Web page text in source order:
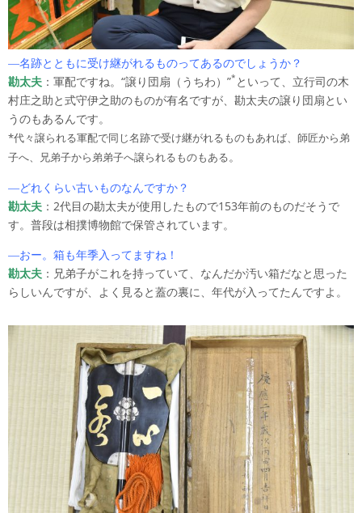
―名跡とともに受け継がれるものってあるのでしょうか？
勘太夫 ：軍配ですね。“譲り団扇（うちわ）”* といって、立行司の木
村庄之助と式守伊之助のものが有名ですが、勘太夫の譲り団扇とい
うのもあるんです。
*代々譲られる軍配で同じ名跡で受け継がれるものもあれば、師匠から弟
子へ、兄弟子から弟弟子へ譲られるものもある。
―どれくらい古いものなんですか？
勘太夫 ：2代目の勘太夫が使用したもので153年前のものだそうで
す。普段は相撲博物館で保管されています。
―おー。箱も年季入ってますね！
勘太夫 ：兄弟子がこれを持っていて、なんだか汚い箱だなと思った
らしいんですが、よく見ると蓋の裏に、年代が入ってたんですよ。